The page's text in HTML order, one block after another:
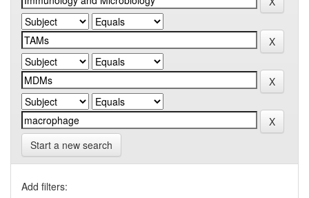
Start a new search
Add filters: